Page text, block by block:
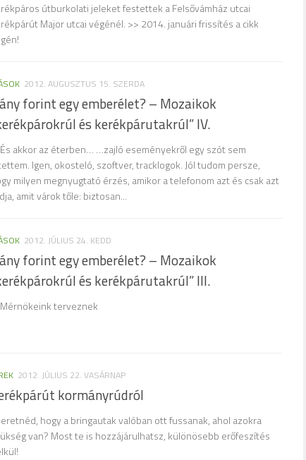
útburkolati jeleket festettek a Felsővámház utcai
Major utcai végénél. >> 2014. januári frissítés a cikk
2012. AUGUSZTUS 15. SZERDA
forint egy emberélet? – Mozaikok
és kerékpárutakrúl” IV.
akkor az éterben… …zajló eseményekről egy szót sem
Igen, okosteló, szoftver, tracklogok. Jól tudom persze,
milyen megnyugtató érzés, amikor a telefonom azt és csak azt
amit várok tőle: biztosan...
2012. JÚLIUS 24. KEDD
forint egy emberélet? – Mozaikok
és kerékpárutakrúl” III.
terveznek
2012. JÚLIUS 22. VASÁRNAP
kormányrúdról
hogy a bringautak valóban ott fussanak, ahol azokra
van? Most te is hozzájárulhatsz, különösebb erőfeszítés